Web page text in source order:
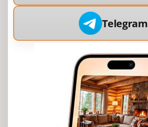
Telegram